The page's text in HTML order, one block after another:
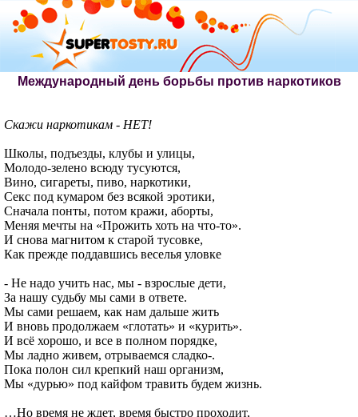
Международный день борьбы против наркотиков
Скажи наркотикам - НЕТ!
Школы, подъезды, клубы и улицы,
Молодо-зелено всюду тусуются,
Вино, сигареты, пиво, наркотики,
Секс под кумаром без всякой эротики,
Сначала понты, потом кражи, аборты,
Меняя мечты на «Прожить хоть на что-то».
И снова магнитом к старой тусовке,
Как прежде поддавшись веселья уловке
- Не надо учить нас, мы - взрослые дети,
За нашу судьбу мы сами в ответе.
Мы сами решаем, как нам дальше жить
И вновь продолжаем «глотать» и «курить».
И всё хорошо, и все в полном порядке,
Мы ладно живем, отрываемся сладко-.
Пока полон сил крепкий наш организм,
Мы «дурью» под кайфом травить будем жизнь.
…Но время не ждет, время быстро проходит,